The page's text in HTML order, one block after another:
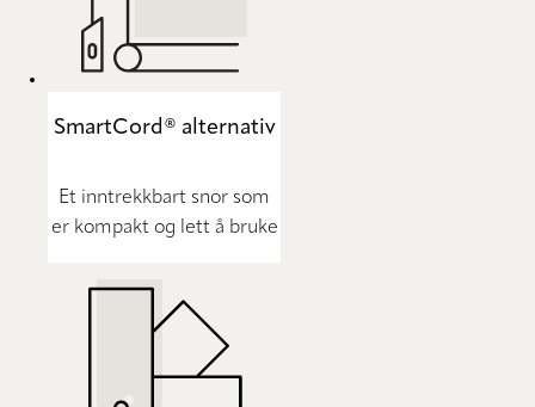
SmartCord® alternativ
Et inntrekkbart snor som
er kompakt og lett å bruke